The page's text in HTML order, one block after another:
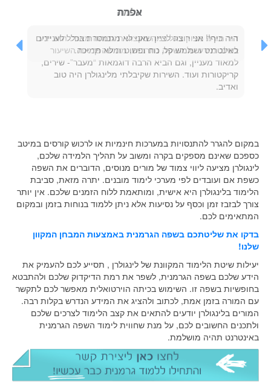
עלמה
היה כיף!! אני רוצה לציין שאני לא מתמסרת בכלל לעניינים
באינטרנט ושממש קל, נוח ופשוט ומלא תמיכה.
במקום להגרר להתנסויות במערכות חינמיות או לרכוש קורסים במיטב
כספכם שאינם מספקים בקרה ומשוב על תהליך הלמידה שלכם,
לינגולרן מציעה ליווי צמוד של מורים מנוסים, הדוברים את השפה
כשפת אם ועובדים לפי מערכי לימוד מובנים. יתרה מזאת, סביבת
הלימוד בלינגולרן היא אישית, ומותאמת ללוח הזמנים שלכם. אין יותר
צורך לבזבז זמן וכסף על נסיעות אלא ניתן ללמוד בנוחות בזמן ובמקום
המתאימים לכם.
בדקו את שליטתכם בשפה הגרמנית באמצעות המבחן המקוון
שלנו!
יעילות שיטת הלימוד המקוונת של לינגולרן , תסייע לכם להעמיק את
הידע שלכם בשפה הגרמנית, לשפר את רמת הדיקדוק שלכם ולהתבטא
בחופשיות בשפה זו. השימוש בכיתה הוירטואלית מאפשר לכם לתקשר
עם המורה בזמן אמת, לכתוב ולהציג את המידע הנדרש בקלות רבה.
המורים בלינגולרן יודעים להתאים את קצב הלימוד לצרכים שלכם
ולתכנים החשובים לכם, על מנת שחווית לימוד השפה הגרמנית
באינטרנט תהיה מושלמת.